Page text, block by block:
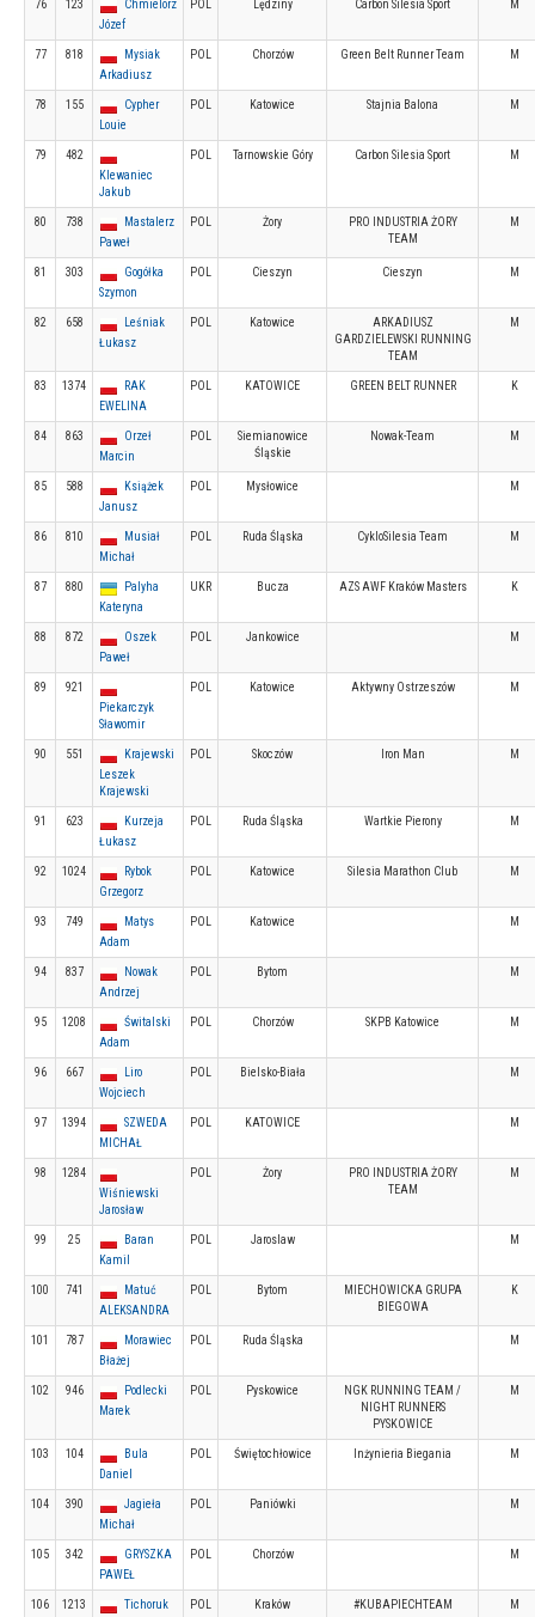
76 123
Chmielorz
Józef
POL Lędziny Carbon Silesia Sport M
77 818
Mysiak
Arkadiusz
POL Chorzów Green Belt Runner Team M
78 155
Cypher
Louie
POL Katowice Stajnia Balona M
79
482
Klewaniec
Jakub
POL Tarnowskie Góry Carbon Silesia Sport M
80 738
Mastalerz
Paweł
POL Żory
PRO INDUSTRIA ŻORY
TEAM
M
81 303
Gogółka
Szymon
POL Cieszyn Cieszyn M
82 658
Leśniak
Łukasz
POL Katowice
ARKADIUSZ
GARDZIELEWSKI RUNNING
TEAM
M
83 1374
RAK
EWELINA
POL KATOWICE GREEN BELT RUNNER K
84 863
Orzeł
Marcin
POL
Siemianowice
Śląskie
Nowak-Team M
85 588
Książek
Janusz
POL Mysłowice M
86 810
Musiał
Michał
POL Ruda Śląska CykloSilesia Team M
87 880
Palyha
Kateryna
UKR Bucza AZS AWF Kraków Masters K
88 872
Oszek
Paweł
POL Jankowice M
89
921
Piekarczyk
Sławomir
POL Katowice Aktywny Ostrzeszów M
90 551
Krajewski
Leszek
Krajewski
POL Skoczów Iron Man M
91 623
Kurzeja
Łukasz
POL Ruda Śląska Wartkie Pierony M
92 1024
Rybok
Grzegorz
POL Katowice Silesia Marathon Club M
93 749
Matys
Adam
POL Katowice M
94 837
Nowak
Andrzej
POL Bytom M
95 1208
Świtalski
Adam
POL Chorzów SKPB Katowice M
96 667
Liro
Wojciech
POL Bielsko-Biała M
97 1394
SZWEDA
MICHAŁ
POL KATOWICE M
98
1284
Wiśniewski
Jarosław
POL Żory
PRO INDUSTRIA ŻORY
TEAM
M
99 25
Baran
Kamil
POL Jaroslaw M
100 741
Matuć
ALEKSANDRA
POL Bytom
MIECHOWICKA GRUPA
BIEGOWA
K
101 787
Morawiec
Błażej
POL Ruda Śląska M
102 946
Podlecki
Marek
POL Pyskowice
NGK RUNNING TEAM /
NIGHT RUNNERS
PYSKOWICE
M
103 104
Bula
Daniel
POL Świętochłowice Inżynieria Biegania M
104 390
Jagieła
Michał
POL Paniówki M
105 342
GRYSZKA
PAWEŁ
POL Chorzów M
106 1213
Tichoruk
POL Kraków #KUBAPIECHTEAM M